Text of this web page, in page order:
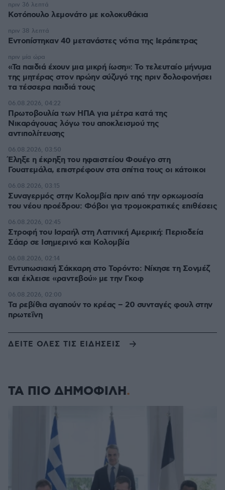
Κοτόπουλο λεμονάτο με κολοκυθάκια
πριν 36 λεπτά
Εντοπίστηκαν 40 μετανάστες νότια της Ιεράπετρας
πριν 38 λεπτά
«Τα παιδιά έχουν μια μικρή ίωση»: Το τελευταίο μήνυμα
της μητέρας στον πρώην σύζυγό της πριν δολοφονήσει
τα τέσσερα παιδιά τους
πριν μία ώρα
Πρωτοβουλία των ΗΠΑ για μέτρα κατά της
Νικαράγουας λόγω του αποκλεισμού της
αντιπολίτευσης
06.08.2026, 04:22
Έληξε η έκρηξη του ηφαιστείου Φουέγο στη
Γουατεμάλα, επιστρέφουν στα σπίτια τους οι κάτοικοι
06.08.2026, 03:50
Συναγερμός στην Κολομβία πριν από την ορκωμοσία
του νέου προέδρου: Φόβοι για τρομοκρατικές επιθέσεις
06.08.2026, 03:15
Στροφή του Ισραήλ στη Λατινική Αμερική: Περιοδεία
Σάαρ σε Ισημερινό και Κολομβία
06.08.2026, 02:45
Εντυπωσιακή Σάκκαρη στο Τορόντο: Νίκησε τη Σονμέζ
και έκλεισε «ραντεβού» με την Γκοφ
06.08.2026, 02:14
Τα ρεβίθια αγαπούν το κρέας – 20 συνταγές φουλ στην
πρωτεΐνη
06.08.2026, 02:00
ΔΕΙΤΕ ΟΛΕΣ ΤΙΣ ΕΙΔΗΣΕΙΣ
ΤΑ ΠΙΟ ΔΗΜΟΦΙΛΗ